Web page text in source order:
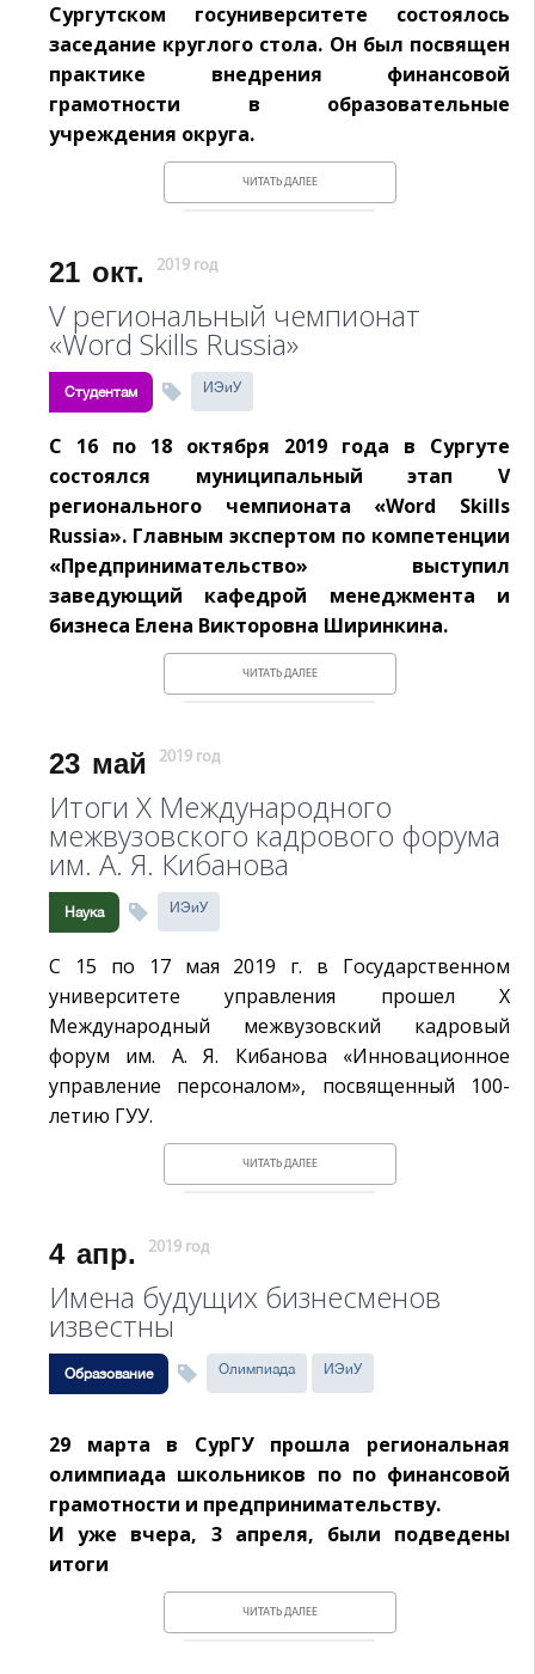
Сургутском госуниверситете состоялось
заседание круглого стола. Он был посвящен
практике внедрения финансовой
грамотности в образовательные
учреждения округа.
ЧИТАТЬ ДАЛЕЕ
21 окт. 2019 год
V региональный чемпионат
«Word Skills Russia»
Студентам ИЭиУ
С 16 по 18 октября 2019 года в Сургуте
состоялся муниципальный этап V
регионального чемпионата «Word Skills
Russia». Главным экспертом по компетенции
«Предпринимательство» выступил
заведующий кафедрой менеджмента и
бизнеса Елена Викторовна Ширинкина.
ЧИТАТЬ ДАЛЕЕ
23 май 2019 год
Итоги X Международного
межвузовского кадрового форума
им. А. Я. Кибанова
Наука ИЭиУ
С 15 по 17 мая 2019 г. в Государственном
университете управления прошел X
Международный межвузовский кадровый
форум им. А. Я. Кибанова «Инновационное
управление персоналом», посвященный 100-
летию ГУУ.
ЧИТАТЬ ДАЛЕЕ
4 апр. 2019 год
Имена будущих бизнесменов
известны
Образование Олимпиада ИЭиУ
29 марта в СурГУ прошла региональная
олимпиада школьников по по финансовой
грамотности и предпринимательству.
И уже вчера, 3 апреля, были подведены
итоги
ЧИТАТЬ ДАЛЕЕ